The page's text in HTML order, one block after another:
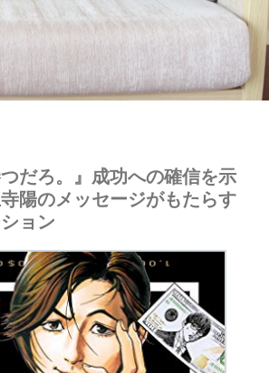
つだろ。』成功への確信を示
陽のメッセージがもたらす
ョン